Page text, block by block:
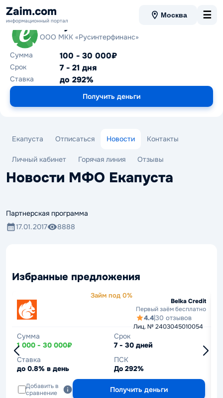
Zaim.com
информационный портал
Москва ☰
Екапуста
ООО МКК «Русинтерфинанс»
Сумма
100 - 30 000₽
Срок 7 - 21 дня
Ставка до 292%
Получить деньги
Екапуста Отписаться Новости Контакты
Личный кабинет Горячая линия Отзывы
Новости МФО Екапуста
Партнерская программа
17.01.2017
8888
Избранные предложения
Займ под 0%
Belka Credit
Первый заём бесплатно
Лиц. № 2403045010054
4.4|30 отзывов
Сумма
1 000 - 30 000₽
Срок
7 - 30 дней
Ставка
до 0.8% в день
ПСК
До 292%
Добавить в
сравнение
Получить деньги